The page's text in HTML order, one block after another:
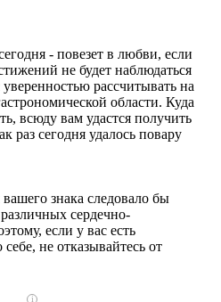
- повезет в любви, если
не будет наблюдаться
рассчитывать на
области. Куда
всюду вам удастся получить
раз сегодня удалось повару
знака следовало бы
сердечно-
если у вас есть
не отказывайтесь от
i
на
когда
i